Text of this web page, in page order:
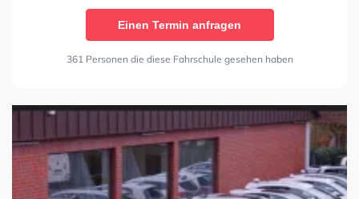
Einen Termin anfragen
361 Personen die diese Fahrschule gesehen haben